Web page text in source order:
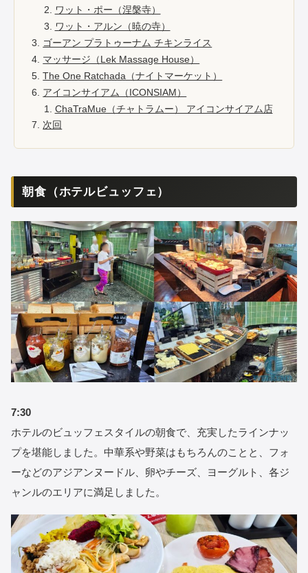
ワット・ポー（涅槃寺）
ワット・アルン（暁の寺）
ゴーアン プラトゥーナム チキンライス
マッサージ（Lek Massage House）
The One Ratchada（ナイトマーケット）
アイコンサイアム（ICONSIAM）
ChaTraMue（チャトラムー） アイコンサイアム店
次回
朝食（ホテルビュッフェ）
7:30
ホテルのビュッフェスタイルの朝食で、充実したラインナッ
プを堪能しました。中華系や野菜はもちろんのことと、フォ
ーなどのアジアンヌードル、卵やチーズ、ヨーグルト、各ジ
ャンルのエリアに満足しました。